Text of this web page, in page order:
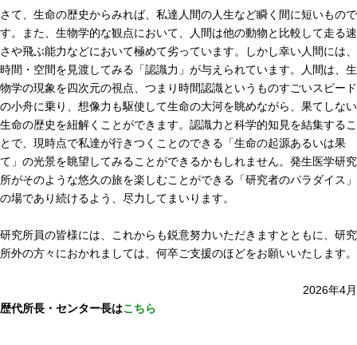
さて、生命の歴史からみれば、私達人間の人生など瞬く間に短いもので
す。また、生物学的な観点において、人間は他の動物と比較して走る速
さや飛ぶ能力などにおいて極めて劣っています。しかし幸い人間には、
時間・空間を見渡してみる「認識力」が与えられています。人間は、生
物学の現象を四次元の視点、つまり時間認識というものすごいスピード
の小舟に乗り、想像力も駆使して生命の大河を眺めながら、果てしない
生命の歴史を紐解くことができます。認識力と科学的知見を結集するこ
とで、現時点で私達が行きつくことのできる「生命の起源あるいは果
て」の光景を眺望してみることができるかもしれません。発生医学研究
所がそのような悠久の旅を楽しむことができる「研究者のパラダイス」
の場であり続けるよう、尽力してまいります。
研究所員の皆様には、これからも鋭意努力いただきますとともに、研究
所外の方々におかれましては、何卒ご支援のほどをお願いいたします。
2026年4月
歴代所長・センター長はこちら